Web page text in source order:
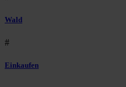
Wald
#
Einkaufen